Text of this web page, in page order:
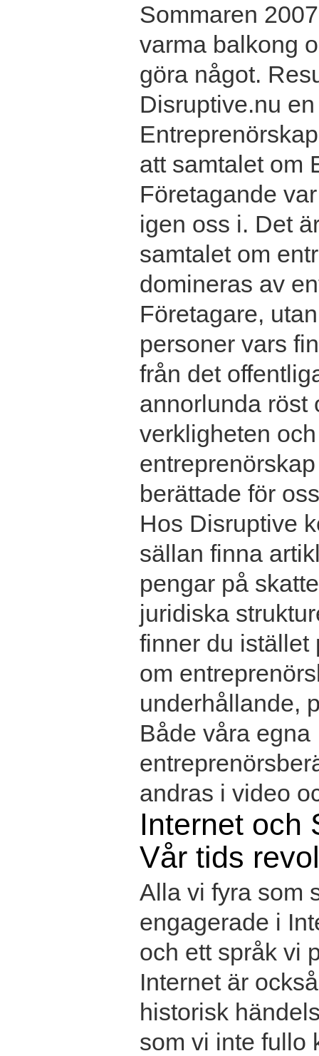
Sommaren
varma balkong
göra något.
Disruptive.nu
att samtalet om
Företagande
igen oss i. Det
samtalet om
domineras av
Företagare,
personer vars
från det
annorlunda röst
verkligheten
berättade för
Hos Disruptive
sällan finna
pengar på
juridiska
finner du istället
om
underhållande,
Både våra egna
andras i video
Internet och
Vår tids
Alla vi fyra som
engagerade i
och ett språk vi
Internet är
historisk
som vi inte fullo